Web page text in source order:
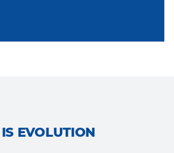
EVOLUTION